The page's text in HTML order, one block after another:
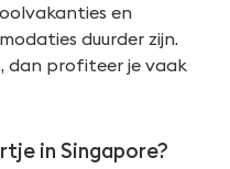
en
duurder zijn.
dan profiteer je vaak
in Singapore?